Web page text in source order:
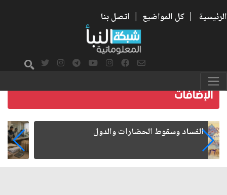
الرئيسية | كل المواضيع | اتصل بنا
رواتب الموظفين على صفيح ساخن